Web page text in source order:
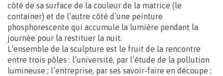
côté de sa surface de la couleur de la matrice (le
container) et de l’autre côté d’une peinture
phosphorescente qui accumule la lumière pendant la
journée pour la restituer la nuit.
L’ensemble de la sculpture est le fruit de la rencontre
entre trois pôles : l’université, par l’étude de la pollution
lumineuse ; l’entreprise, par ses savoir-faire en découpe ;